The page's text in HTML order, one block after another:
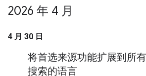
2026 年 4 月
4 月 30 日
将首选来源功能扩展到所
搜索的语言